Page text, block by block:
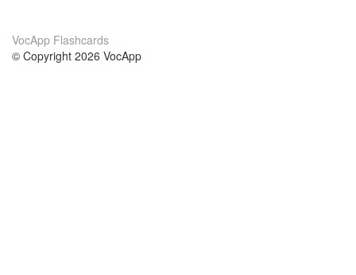
VocApp Flashcards
© Copyright 2026 VocApp